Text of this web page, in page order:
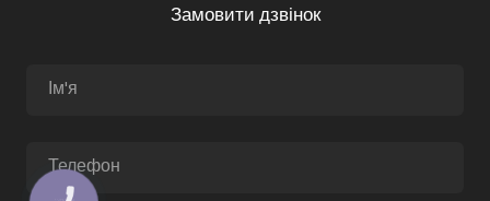
Замовити дзвінок